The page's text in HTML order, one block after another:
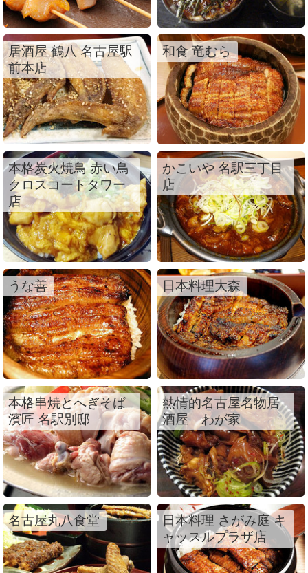
居酒屋 鶴八 名古屋駅
前本店
和食 竜むら
本格炭火焼鳥 赤い鳥
クロスコートタワー
店
かこいや 名駅三丁目
店
うな善 日本料理大森
本格串焼とへぎそば
濱匠 名駅別邸
熱情的名古屋名物居
酒屋 わが家
名古屋丸八食堂
日本料理 さがみ庭 キ
ャッスルプラザ店